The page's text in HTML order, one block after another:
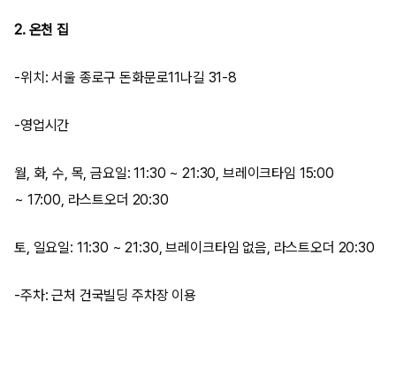
2. 온천 집
-위치: 서울 종로구 돈화문로11나길 31-8
-영업시간
월, 화, 수, 목, 금요일: 11:30 ~ 21:30, 브레이크타임 15:00
~ 17:00, 라스트오더 20:30
토, 일요일: 11:30 ~ 21:30, 브레이크타임 없음, 라스트오더 20:30
-주차: 근처 건국빌딩 주차장 이용